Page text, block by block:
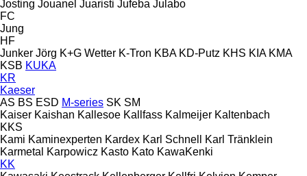
Josting Jouanel Juaristi Jufeba Julabo
FC
Jung
HF
Junker Jörg K+G Wetter K-Tron KBA KD-Putz KHS KIA KMA
KSB KUKA
KR
Kaeser
AS BS ESD M-series SK SM
Kaiser Kaishan Kallesoe Kallfass Kalmeijer Kaltenbach
KKS
Kami Kaminexperten Kardex Karl Schnell
Karl Tränklein
Karmetal
Karpowicz Kasto Kato KawaKenki
KK